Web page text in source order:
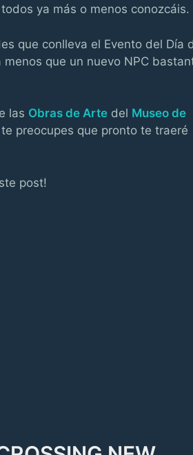
ya más o menos conozcáis.
que conlleva el Evento del Día
que un nuevo NPC
las Obras de Arte del Museo de
preocupes que pronto te traeré
post!